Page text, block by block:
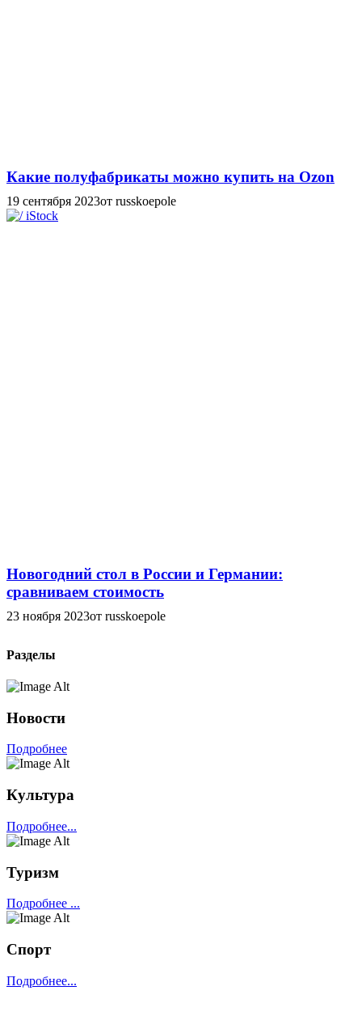
Какие полуфабрикаты можно купить на Ozon
19 сентября 2023от russkoepole
Новогодний стол в России и Германии:
сравниваем стоимость
23 ноября 2023от russkoepole
Разделы
Новости
Подробнее
Культура
Подробнее...
Туризм
Подробнее ...
Спорт
Подробнее...